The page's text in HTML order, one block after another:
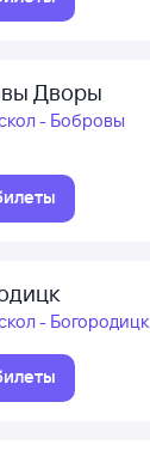
Дворы
- Бобровы
- Богородицк